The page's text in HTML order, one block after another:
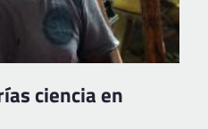
ciencia en